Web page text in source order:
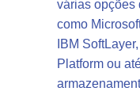
várias opções
como
IBM
Platform ou